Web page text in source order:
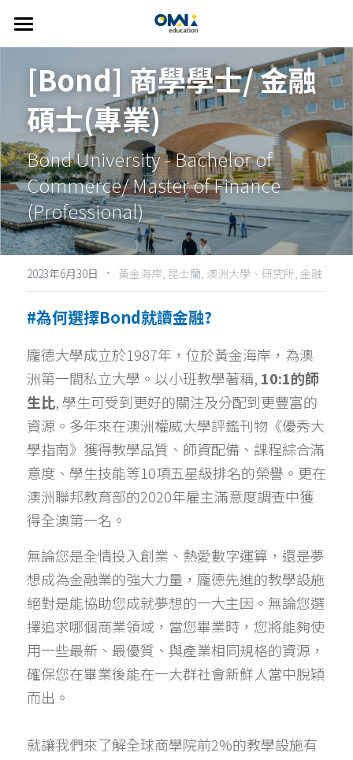
首頁
關於我們
關於我們
我們的服務
FAQ
選擇國家
澳洲
紐西蘭
美國
歐洲
👍🏻 推薦方案
精選課程
主題遊學方案
線上說明會
英語學習輔導
英語家教
雅思考試相關
搜索
繁體中文
繁體中文
info@omniedu.co
預約諮詢
[Bond] 商學學士/ 金融
碩士(專業)
Bond University - Bachelor of
Commerce/ Master of Finance
(Professional)
2023年6月30日 · 黃金海岸, 昆士蘭, 澳洲大學、研究所, 金融
#為何選擇Bond就讀金融?
龐德大學成立於1987年，位於黃金海岸，為澳
洲第一間私立大學。以小班教學著稱, 10:1的師
生比, 學生可受到更好的關注及分配到更豐富的
資源。多年來在澳洲權威大學評鑑刊物《優秀大
學指南》獲得教學品質、師資配備、課程綜合滿
意度、學生技能等10項五星級排名的榮譽。更在
澳洲聯邦教育部的2020年雇主滿意度調查中獲
得全澳第一名。
無論您是全情投入創業、熱愛數字運算，還是夢
想成為金融業的強大力量，龐德先進的教學設施
絕對是能協助您成就夢想的一大主因。無論您選
擇追求哪個商業領域，當您畢業時，您將能夠使
用一些最新、最優質、與產業相同規格的資源，
確保您在畢業後能在一大群社會新鮮人當中脫穎
而出。
就讓我們來了解全球商學院前2%的教學設施有